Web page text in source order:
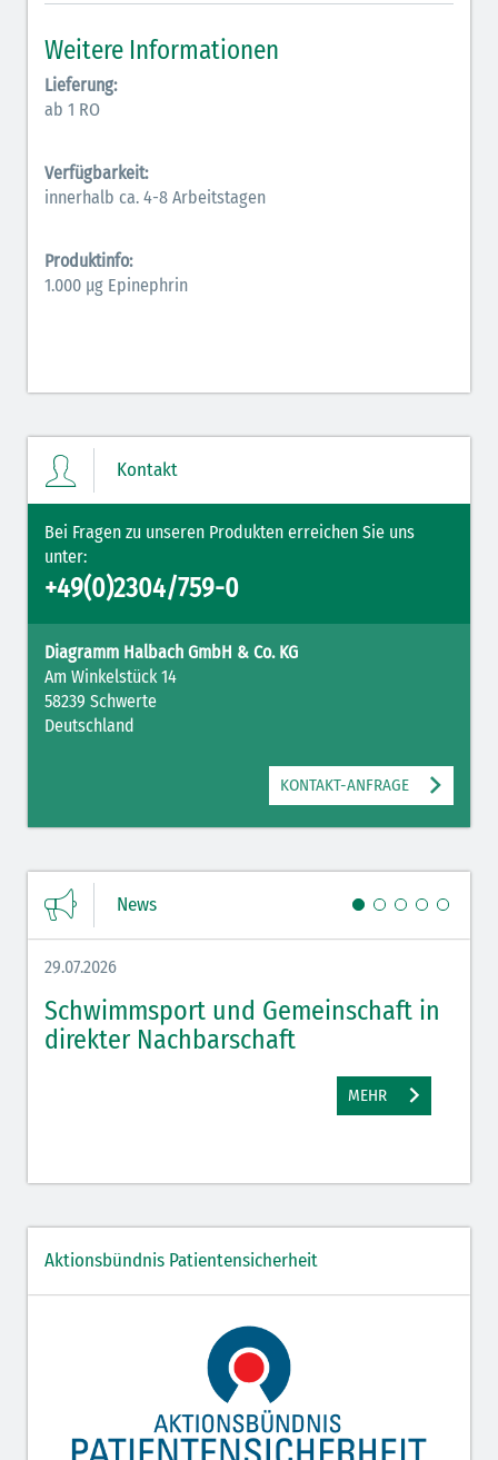
Elektrolyte Kalium (grün-blau)
Elektrolyte NaCl (grün)
Hormone Insulin (braun-gelb)
Weitere Informationen
Lieferung:
ab 1 RO
Verfügbarkeit:
innerhalb ca. 4-8 Arbeitstagen
Produktinfo:
1.000 µg Epinephrin
Kontakt
Bei Fragen zu unseren Produkten erreichen Sie uns
unter:
+49(0)2304/759-0
Diagramm Halbach GmbH & Co. KG
Am Winkelstück 14
58239 Schwerte
Deutschland
KONTAKT-ANFRAGE
News
29.07.2026
Schwimmsport und Gemeinschaft in
direkter Nachbarschaft
MEHR
Aktionsbündnis Patientensicherheit